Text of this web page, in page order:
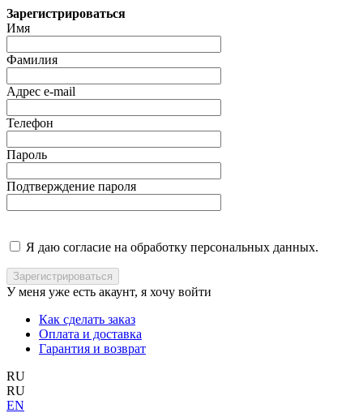
Зарегистрироваться
Имя
Фамилия
Адрес e-mail
Телефон
Пароль
Подтверждение пароля
Я даю согласие на обработку персональных данных.
У меня уже есть акаунт, я хочу войти
Как сделать заказ
Оплата и доставка
Гарантия и возврат
RU
RU
EN